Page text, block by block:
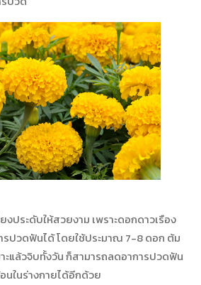
ะดับให้สวยงาม เพราะดอกดาวเรือง
รปวดฟันได้ โดยใช้ประมาณ 7-8 ดอก ต้ม
แล้วจิบทั้งวัน ก็สามารถลดอาการปวดฟัน
นในร่างกายได้อีกด้วย